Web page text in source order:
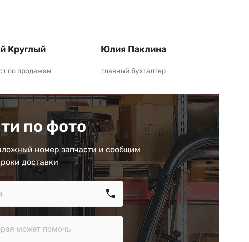
Круглый
по продажам
Юлия Паклина
главный бухгалтер
по фото
номер запчасти и сообщим
доставки
call